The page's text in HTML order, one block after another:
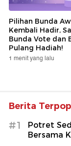
Pilihan Bunda
Kembali Hadir,
Bunda Vote dan
Pulang Hadiah!
1 menit yang lalu
Berita
#1
Potret
Bersama